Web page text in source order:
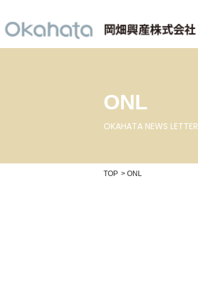
ONL
OKAHATA NEWS LETTER
TOP ONL